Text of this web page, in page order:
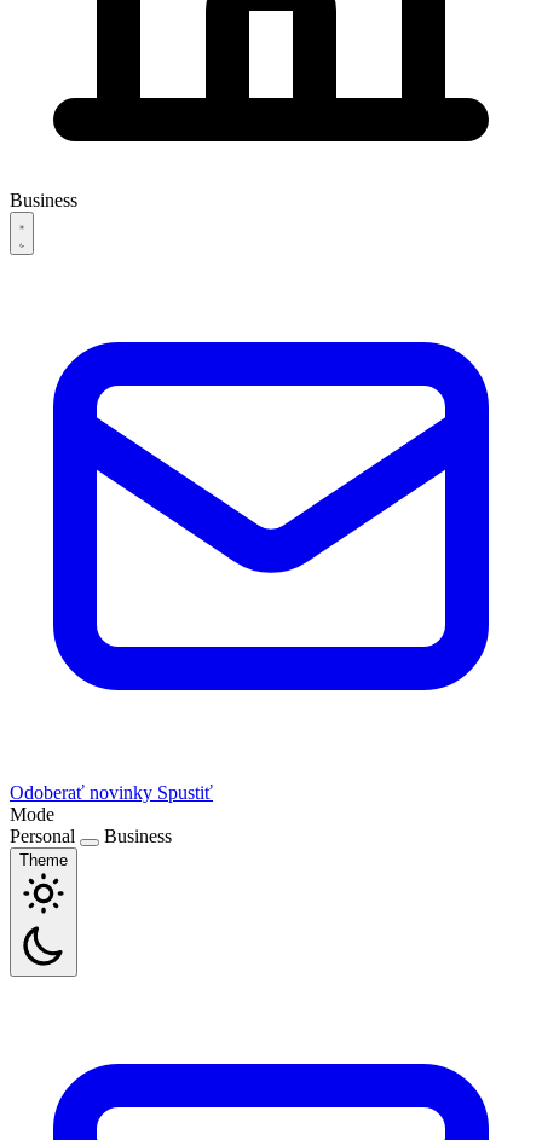
Business
Odoberať novinky Spustiť
Mode
Personal
Business
Theme